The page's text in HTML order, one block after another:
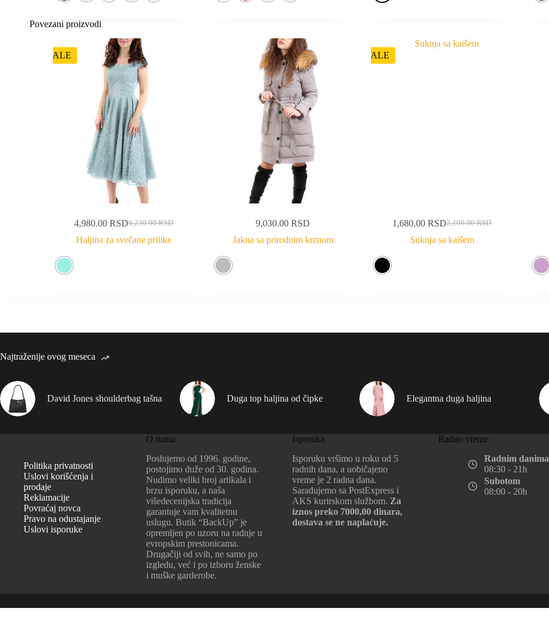
Povezani proizvodi
SALE
6,230.00RSD
4,980.00 RSD
Haljina za svečane prilike
9,030.00 RSD
Jakna sa prirodnim krznom
SALE
2,100.00RSD
1,680.00 RSD
Suknja sa kaišem
Najtraženije ovog meseca
David Jones shoulderbag tašna Duga top haljina od čipke Elegantna duga haljina
Politika privatnosti
Uslovi korišćenja i
prodaje
Reklamacije
Povraćaj novca
Pravo na odustajanje
Uslovi isporuke
O nama
Poslujemo od 1996. godine,
postojimo duže od 30. godina.
Nudimo veliki broj artikala i
brzu isporuku, a naša
višedecenijska tradicija
garantuje vam kvalitetnu
uslugu. Butik “BackUp” je
opremljen po uzoru na radnje u
evropskim prestonicama.
Drugačiji od svih, ne samo po
izgledu, već i po izboru ženske
i muške garderobe.
Isporuka
Isporuku vršimo u roku od 5
radnih dana, a uobičajeno
vreme je 2 radna dana.
Sarađujemo sa PostExpress i
AKS kurirskom službom. Za
iznos preko 7000,00 dinara,
dostava se ne naplaćuje.
Radno vreme
Radnim danima
08:30 - 21h
Subotom
08:00 - 20h